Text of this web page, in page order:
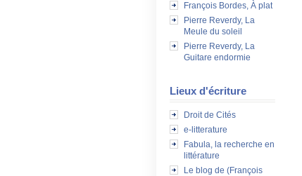
François Bordes, À plat
Pierre Reverdy, La
Meule du soleil
Pierre Reverdy, La
Guitare endormie
Lieux d'écriture
Droit de Cités
e-litterature
Fabula, la recherche en
littérature
Le blog de (François